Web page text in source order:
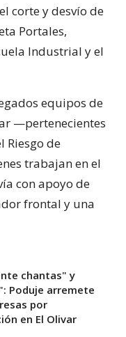
corte y desvío de
Portales,
Industrial y el
equipos de
—pertenecientes
Riesgo de
trabajan en el
con apoyo de
frontal y una
chantas" y
Poduje arremete
por
en El Olivar